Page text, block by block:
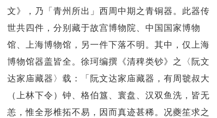
文》，乃「青州所出」西周中期之青铜器。此器传
世共四件，分别藏于故宫博物院、中国国家博物
馆、上海博物馆，另一件下落不明。其中，仅上海
博物馆器盖皆全。徐珂编撰《清稗类钞》之〈阮文
达家庙藏器〉载：「阮文达家庙藏器，有周虢叔大
（上林下令）钟、格伯簋、寰盘、汉双鱼洗，皆无
恙，惟全形椎拓不易，因而真迹甚稀。况夔笙求之